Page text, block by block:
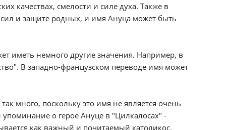
качествах, смелости и силе духа. Также в
сил и защите родных, и имя Ануца может быть
иметь немного другие значения. Например, в
В западно-французском переводе имя может
много, поскольку это имя не является очень
о герое Ануце в "Цилкалосах" -
как важный и почитаемый католикос.